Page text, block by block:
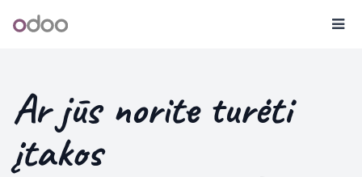
Odoo
Ar jūs norite turėti
įtakos